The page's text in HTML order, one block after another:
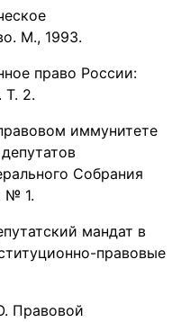
М., 1993.
право России:
Т. 2.
иммунитете
Собрания
№ 1.
мандат в
правовые
Правовой